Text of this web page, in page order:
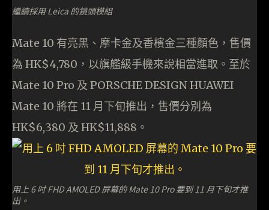
繼續採用 Leica 的鏡頭模組
Mate 10 有亮黑、摩卡金及香檳金三種顏色，售價
為 HK$4,780，以旗艦級手機來說相當進取。至於
Mate 10 Pro 及 PORSCHE DESIGN HUAWEI
Mate 10 將在 11 月下旬推出，售價分別為
HK$6,380 及 HK$11,888。
用上 6 吋 FHD AMOLED 屏幕的 Mate 10 Pro 要到 11 月下旬才推
出。